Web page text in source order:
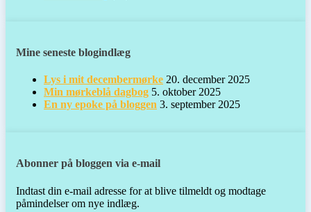
Mine seneste blogindlæg
Lys i mit decembermørke 20. december 2025
Min mørkeblå dagbog 5. oktober 2025
En ny epoke på bloggen 3. september 2025
Abonner på bloggen via e-mail
Indtast din e-mail adresse for at blive tilmeldt og modtage
påmindelser om nye indlæg.